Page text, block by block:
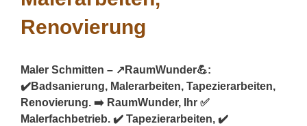
Maler Schmitten – ↗️RaumWunder💪:
✔️Badsanierung, Malerarbeiten, Tapezierarbeiten,
Renovierung. ➡️ RaumWunder, Ihr ✅
Malerfachbetrieb. ✔️ Tapezierarbeiten, ✔️